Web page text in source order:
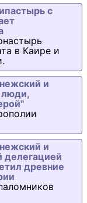
с
в Каире и
и
люди,
и
делегацией
древние